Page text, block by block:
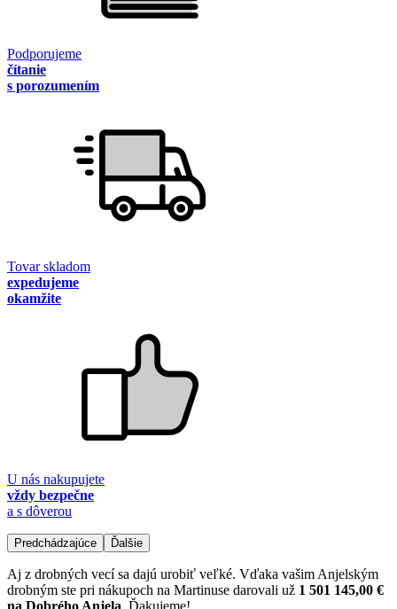
Podporujeme
čítanie
s porozumením
Tovar skladom
expedujeme
okamžite
U nás nakupujete
vždy bezpečne
a s dôverou
Predchádzajúce Ďalšie
Aj z drobných vecí sa dajú urobiť veľké. Vďaka vašim Anjelským
drobným ste pri nákupoch na Martinuse darovali už 1 501 145,00 €